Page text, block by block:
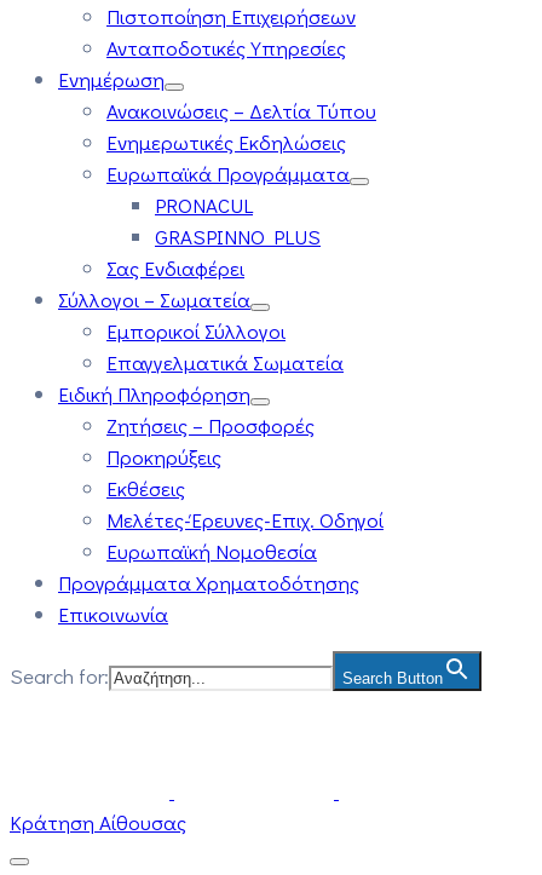
Πιστοποίηση Επιχειρήσεων
Ανταποδοτικές Υπηρεσίες
Ενημέρωση
Ανακοινώσεις – Δελτία Τύπου
Ενημερωτικές Εκδηλώσεις
Ευρωπαϊκά Προγράμματα
PRONACUL
GRASPINNO PLUS
Σας Ενδιαφέρει
Σύλλογοι – Σωματεία
Εμπορικοί Σύλλογοι
Επαγγελματικά Σωματεία
Ειδική Πληροφόρηση
Ζητήσεις – Προσφορές
Προκηρύξεις
Εκθέσεις
Μελέτες-Έρευνες-Επιχ. Οδηγοί
Ευρωπαϊκή Νομοθεσία
Προγράμματα Χρηματοδότησης
Επικοινωνία
Search for: Search Button
Κράτηση Αίθουσας